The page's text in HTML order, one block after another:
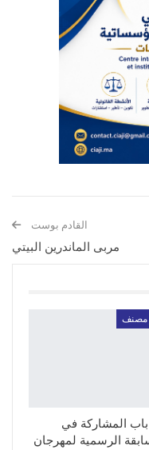
القادم بوست
مربى الماندرين البيتي
مصنف
المشاركة في
الرسمية لمهرجان